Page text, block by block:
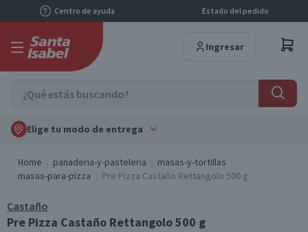
Centro de ayuda Estado del pedido
Ingresar
Elige tu modo de entrega
Home panaderia-y-pasteleria
masas-y-tortillas
masas-para-pizza
Pre Pizza Castaño Rettangolo 500 g
Castaño
Pre Pizza Castaño Rettangolo 500 g